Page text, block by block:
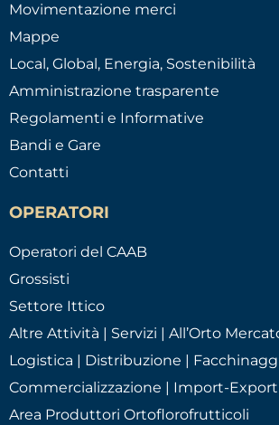
Movimentazione merci
Mappe
Local, Global, Energia, Sostenibilità
Amministrazione trasparente
Regolamenti e Informative
Bandi e Gare
Contatti
OPERATORI
Operatori del CAAB
Grossisti
Settore Ittico
Altre Attività | Servizi | All’Orto
Logistica | Distribuzione |
Commercializzazione | Import-Export
Area Produttori Ortoflorofrutticoli